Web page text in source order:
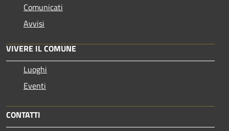
Comunicati
Avvisi
VIVERE IL COMUNE
Luoghi
Eventi
CONTATTI